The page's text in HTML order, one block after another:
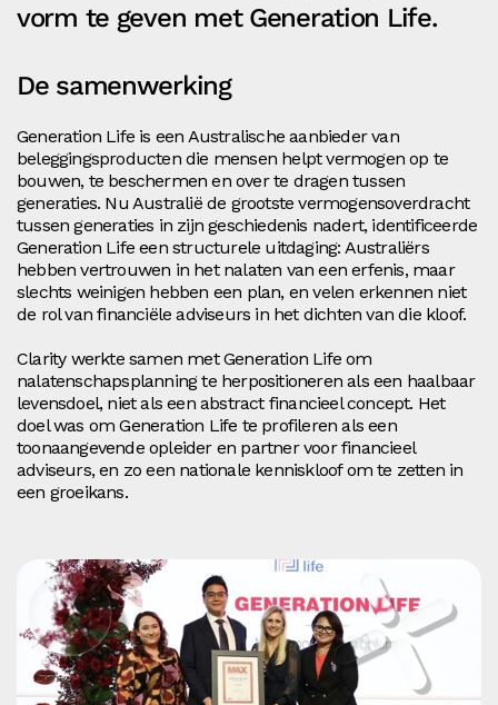
vorm te geven met Generation Life.
De samenwerking
Generation Life is een Australische aanbieder van
beleggingsproducten die mensen helpt vermogen op te
bouwen, te beschermen en over te dragen tussen
generaties. Nu Australië de grootste vermogensoverdracht
tussen generaties in zijn geschiedenis nadert, identificeerde
Generation Life een structurele uitdaging: Australiërs
hebben vertrouwen in het nalaten van een erfenis, maar
slechts weinigen hebben een plan, en velen erkennen niet
de rol van financiële adviseurs in het dichten van die kloof.
Clarity werkte samen met Generation Life om
nalatenschapsplanning te herpositioneren als een haalbaar
levensdoel, niet als een abstract financieel concept. Het
doel was om Generation Life te profileren als een
toonaangevende opleider en partner voor financieel
adviseurs, en zo een nationale kenniskloof om te zetten in
een groeikans.